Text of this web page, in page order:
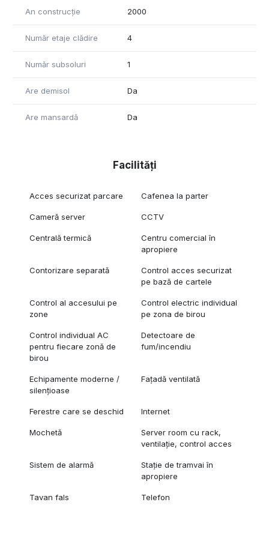
Locație Ideală pentru Companii Modern:
asigurări și cabinete medicale, oferind un mediu de lucru
confortabil și tehnologizat, situat într-o locație de prestigiu.
Pentru informații suplimentare și programări vizionări, vă
rugăm să ne contactați. Alegeți o clădire de birouri în Piața
Victoriei care îmbină tehnologia de ultimă oră cu eficiența și
confortul, asigurând succesul afacerii dumneavoastră.
An construcție 2000
Număr etaje clădire 4
Număr subsoluri 1
Are demisol Da
Are mansardă Da
Facilități
Acces securizat parcare Cafenea la parter
Cameră server CCTV
Centrală termică
Centru comercial în
apropiere
Contorizare separată
Control acces securizat
pe bază de cartele
Control al accesului pe
zone
Control electric individual
pe zona de birou
Control individual AC
pentru fiecare zonă de
birou
Detectoare de
fum/incendiu
Echipamente moderne /
silențioase
Fațadă ventilată
Ferestre care se deschid Internet
Mochetă
Server room cu rack,
ventilație, control acces
Sistem de alarmă
Stație de tramvai în
apropiere
Tavan fals Telefon